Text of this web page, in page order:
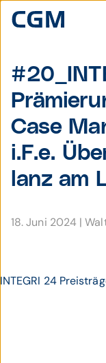
Case
i.F.e.
lanz am
18. Juni 2024 |
INTEGRI 24